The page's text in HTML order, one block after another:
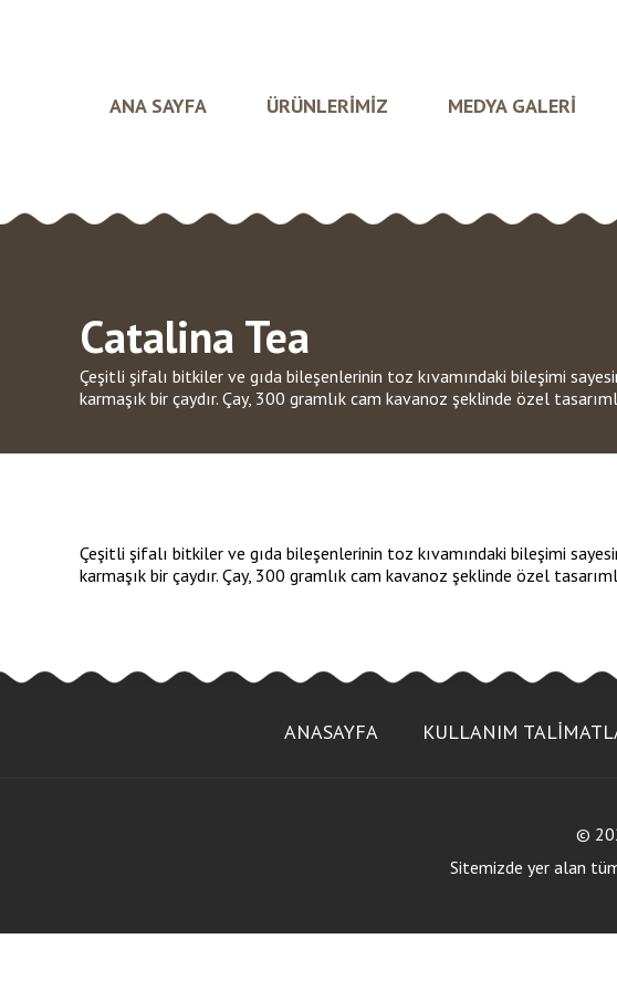
ANA SAYFA ÜRÜNLERİMİZ MEDYA GALERİ
Catalina Tea
Çeşitli şifalı bitkiler ve gıda bileşenlerinin toz kıvamındaki bileşimi
karmaşık bir çaydır. Çay, 300 gramlık cam kavanoz şeklinde özel
Çeşitli şifalı bitkiler ve gıda bileşenlerinin toz kıvamındaki bileşimi
karmaşık bir çaydır. Çay, 300 gramlık cam kavanoz şeklinde özel
ANASAYFA KULLANIM
©
Sitemizde yer alan